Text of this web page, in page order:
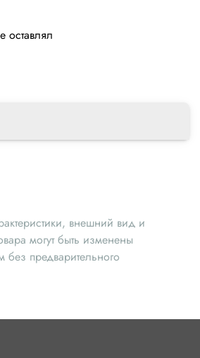
оставлял
внешний вид и
могут быть изменены
без предварительного